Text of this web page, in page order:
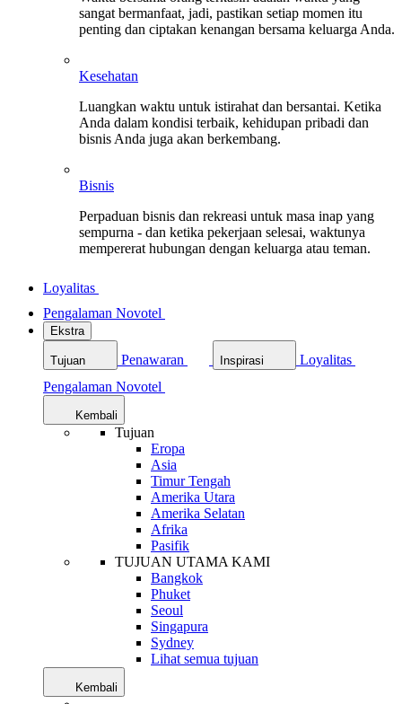
sangat bermanfaat, jadi, pastikan setiap momen itu
penting dan ciptakan kenangan bersama keluarga Anda.
Kesehatan
Luangkan waktu untuk istirahat dan bersantai. Ketika
Anda dalam kondisi terbaik, kehidupan pribadi dan
bisnis Anda juga akan berkembang.
Bisnis
Perpaduan bisnis dan rekreasi untuk masa inap yang
sempurna - dan ketika pekerjaan selesai, waktunya
mempererat hubungan dengan keluarga atau teman.
Loyalitas
Pengalaman Novotel
Ekstra
Tujuan Penawaran Inspirasi
Loyalitas
Pengalaman Novotel
Kembali
Tujuan
Eropa
Asia
Timur Tengah
Amerika Utara
Amerika Selatan
Afrika
Pasifik
TUJUAN UTAMA KAMI
Bangkok
Phuket
Seoul
Singapura
Sydney
Lihat semua tujuan
Kembali